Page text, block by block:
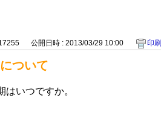
公開日時 : 2013/03/29 10:00 印刷
ついて
いつですか。